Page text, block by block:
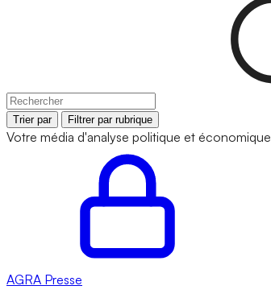
Trier par Filtrer par rubrique
Votre média d'analyse politique et économique
AGRA Presse